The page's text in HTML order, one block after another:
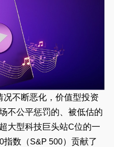
不断恶化，价值型投资
不公平惩罚的、被低估的
大型科技巨头站C位的一
指数（S&P 500）贡献了